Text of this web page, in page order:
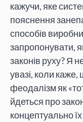
кажучи, яке
пояснення
способів
запропонувати,
законів руху? Я
увазі, коли
феодалізм як
йдеться про
концептуально